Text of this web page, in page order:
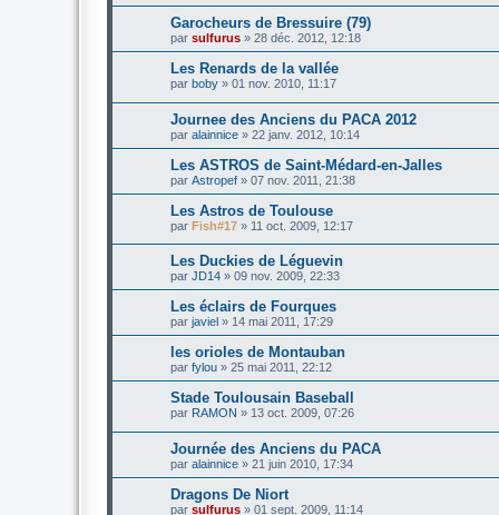
Garocheurs de Bressuire (79)
par sulfurus » 28 déc. 2012, 12:18
Les Renards de la vallée
par boby » 01 nov. 2010, 11:17
Journee des Anciens du PACA 2012
par alainnice » 22 janv. 2012, 10:14
Les ASTROS de Saint-Médard-en-Jalles
par Astropef » 07 nov. 2011, 21:38
Les Astros de Toulouse
par Fish#17 » 11 oct. 2009, 12:17
Les Duckies de Léguevin
par JD14 » 09 nov. 2009, 22:33
Les éclairs de Fourques
par javiel » 14 mai 2011, 17:29
les orioles de Montauban
par fylou » 25 mai 2011, 22:12
Stade Toulousain Baseball
par RAMON » 13 oct. 2009, 07:26
Journée des Anciens du PACA
par alainnice » 21 juin 2010, 17:34
Dragons De Niort
par sulfurus » 01 sept. 2009, 11:14